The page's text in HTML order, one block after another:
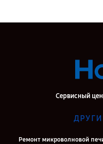
Сервисный
Ремонт микроволновой